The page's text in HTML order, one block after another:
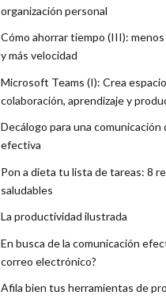
organización personal
Cómo ahorrar tiempo (III):
y más velocidad
Microsoft Teams (I): Crea
colaboración, aprendizaje y
Decálogo para una comunicación
efectiva
Pon a dieta tu lista de tareas: 8
saludables
La productividad ilustrada
En busca de la comunicación
correo electrónico?
Afila bien tus herramientas de